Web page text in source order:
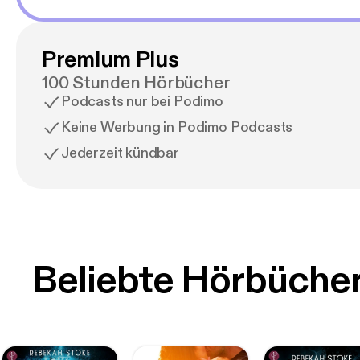
Premium Plus
100 Stunden Hörbücher
Podcasts nur bei Podimo
Keine Werbung in Podimo Podcasts
Jederzeit kündbar
Beliebte